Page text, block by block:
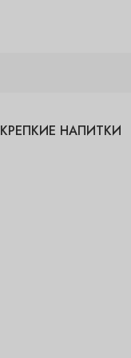
КРЕПКИЕ НАПИТКИ